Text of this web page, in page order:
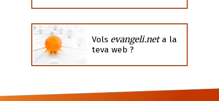
Vols evangeli.neta la
teva web ?